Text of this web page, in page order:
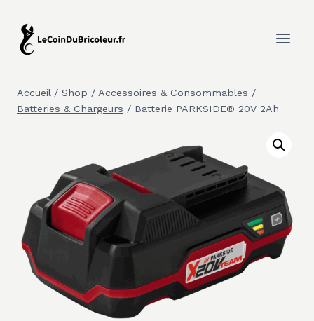
contenu
Accueil / Shop / Accessoires & Consommables /
Batteries & Chargeurs / Batterie PARKSIDE® 20V 2Ah